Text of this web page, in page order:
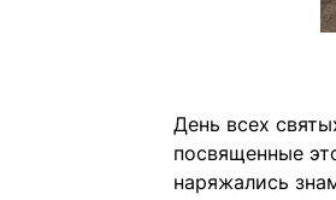
День всех
посвященные
наряжались